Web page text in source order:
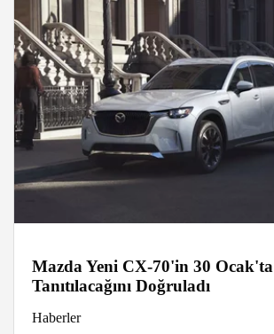
Mazda Yeni CX-70'in 30 Ocak'ta
Tanıtılacağını Doğruladı
Haberler